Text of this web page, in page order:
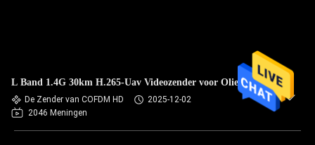
L Band 1.4G 30km H.265-Uav Videozender voor Olieinspectie
De Zender van COFDM HD
2025-12-02
2046 Meningen